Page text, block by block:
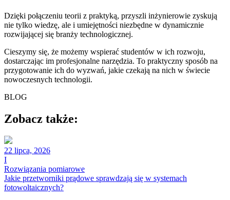
Dzięki połączeniu teorii z praktyką, przyszli inżynierowie zyskują
nie tylko wiedzę, ale i umiejętności niezbędne w dynamicznie
rozwijającej się branży technologicznej.
Cieszymy się, że możemy wspierać studentów w ich rozwoju,
dostarczając im profesjonalne narzędzia. To praktyczny sposób na
przygotowanie ich do wyzwań, jakie czekają na nich w świecie
nowoczesnych technologii.
BLOG
Zobacz także:
22 lipca, 2026
I
Rozwiązania pomiarowe
Jakie przetworniki prądowe sprawdzają się w systemach
fotowoltaicznych?